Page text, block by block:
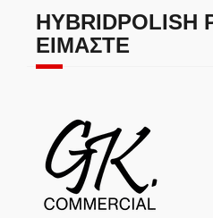
HYBRIDPOLISH
ΕΊΜΑΣΤΕ